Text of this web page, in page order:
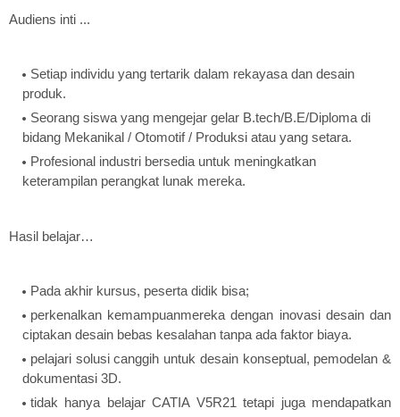
Audiens inti ...
Setiap individu yang tertarik dalam rekayasa dan desain
produk.
Seorang siswa yang mengejar gelar B.tech/B.E/Diploma di
bidang Mekanikal / Otomotif / Produksi atau yang setara.
Profesional industri bersedia untuk meningkatkan
keterampilan perangkat lunak mereka.
Hasil belajar…
Pada akhir kursus, peserta didik bisa;
perkenalkan kemampuanmereka dengan inovasi desain dan
ciptakan desain bebas kesalahan tanpa ada faktor biaya.
pelajari solusi canggih untuk desain konseptual, pemodelan &
dokumentasi 3D.
tidak hanya belajar CATIA V5R21 tetapi juga mendapatkan